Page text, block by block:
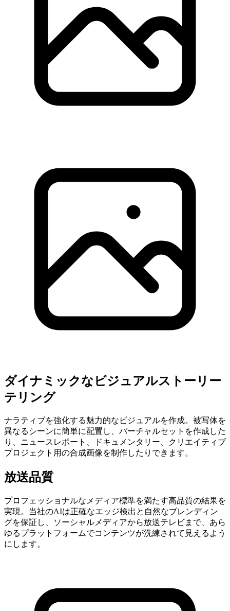
ダイナミックなビジュアルストーリー
テリング
ナラティブを強化する魅力的なビジュアルを作成。被写体を
異なるシーンに簡単に配置し、バーチャルセットを作成した
り、ニュースレポート、ドキュメンタリー、クリエイティブ
プロジェクト用の合成画像を制作したりできます。
放送品質
プロフェッショナルなメディア標準を満たす高品質の結果を
実現。当社のAIは正確なエッジ検出と自然なブレンディン
グを保証し、ソーシャルメディアから放送テレビまで、あら
ゆるプラットフォームでコンテンツが洗練されて見えるよう
にします。